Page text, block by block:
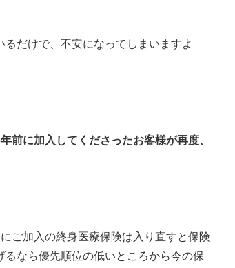
だけで、不安になってしまいますよ
前に加入してくださったお客様が再度、
ご加入の終身医療保険は入り直すと保険
なら優先順位の低いところから今の保